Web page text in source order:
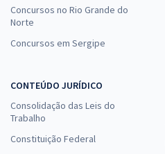
Concursos no Rio Grande do
Norte
Concursos em Sergipe
CONTEÚDO JURÍDICO
Consolidação das Leis do
Trabalho
Constituição Federal